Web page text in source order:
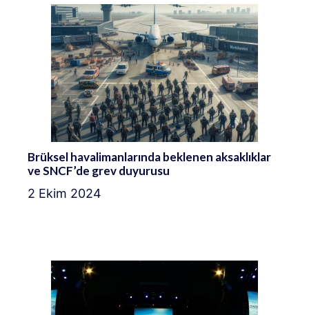
Brüksel havalimanlarında beklenen aksaklıklar
ve SNCF’de grev duyurusu
2 Ekim 2024